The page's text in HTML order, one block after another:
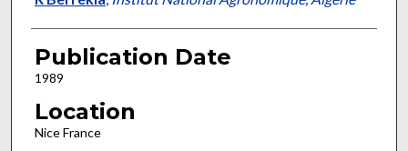
Publication Date
1989
Location
Nice France